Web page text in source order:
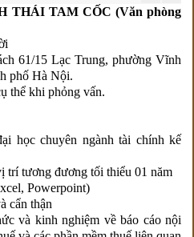
THÁI TAM CỐC (Văn phòng
61/15 Lạc Trung, phường Vĩnh
phố Hà Nội.
thể khi phỏng vấn.
học chuyên ngành tài chính kế
trí tương đương tối thiểu 01 năm
Powerpoint)
cẩn thận
và kinh nghiệm về báo cáo nội